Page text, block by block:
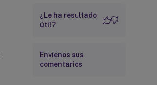
¿Le ha resultado
útil?
Envíenos sus
comentarios